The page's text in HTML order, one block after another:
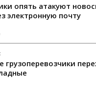
опять атакуют
электронную почту
грузоперевозчики